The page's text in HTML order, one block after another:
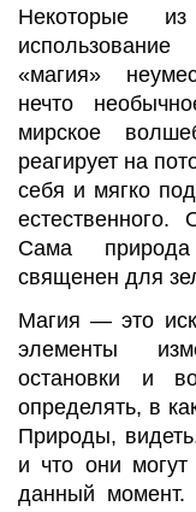
Некоторые
«магия»
нечто
мирское
реагирует на
себя и мягко
Сама
священен для
Магия— это
элементы
остановки и
определять, в
Природы,
и что они могут
данный момент.